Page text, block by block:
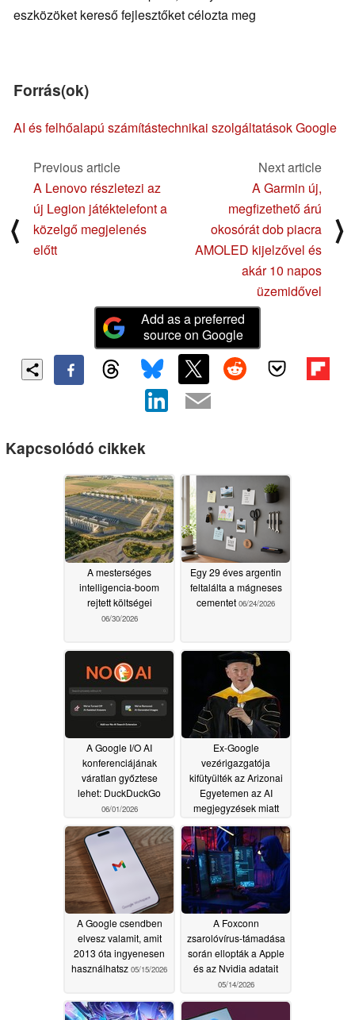
eszközöket kereső fejlesztőket célozta meg
Forrás(ok)
AI és felhőalapú számítástechnikai szolgáltatások Google
⟨
Previous article
A Lenovo részletezi az
új Legion játéktelefont a
közelgő megjelenés
előtt
Next article
A Garmin új,
megfizethető árú
okosórát dob piacra
AMOLED kijelzővel és
akár 10 napos
üzemidővel
⟩
Add as a preferred
source on Google
Kapcsolódó cikkek
A mesterséges
intelligencia-boom
rejtett költségei
06/30/2026
Egy 29 éves argentin
feltalálta a mágneses
cementet 06/24/2026
A Google I/O AI
konferenciájának
váratlan győztese
lehet: DuckDuckGo
06/01/2026
Ex-Google
vezérigazgatója
kifütyülték az Arizonai
Egyetemen az AI
megjegyzések miatt
05/19/2026
A Google csendben
elvesz valamit, amit
2013 óta ingyenesen
használhatsz 05/15/2026
A Foxconn
zsarolóvírus-támadása
során ellopták a Apple
és az Nvidia adatait
05/14/2026